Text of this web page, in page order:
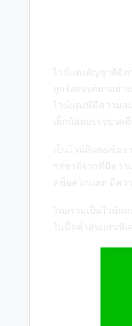
ไวน์แดงสัญชาติอิต
ถูกรังสรรค์มาอย่า
ไวน์แดงที่มีความ
เล็กน้อยบรรจุขวด
เป็นไวน์สีแดงเข้ม
รสชาติจากที่มีควา
คช็อคโกแลต มีคว
โดยรวมเป็นไวน์แ
ในมื้อค่ำอันแสนพิเ